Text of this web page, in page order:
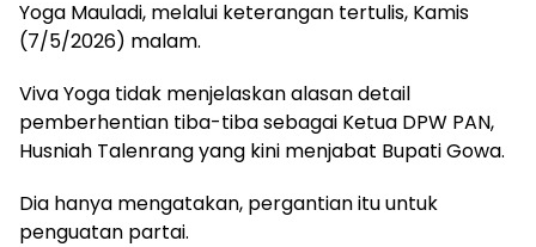
Yoga Mauladi, melalui keterangan tertulis, Kamis
(7/5/2026) malam.
Viva Yoga tidak menjelaskan alasan detail
pemberhentian tiba-tiba sebagai Ketua DPW PAN,
Husniah Talenrang yang kini menjabat Bupati Gowa.
Dia hanya mengatakan, pergantian itu untuk
penguatan partai.